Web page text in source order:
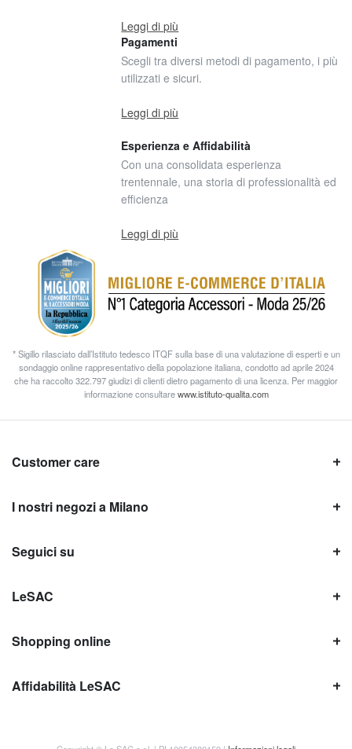
Leggi di più
Pagamenti
Scegli tra diversi metodi di pagamento, i più
utilizzati e sicuri.
Leggi di più
Esperienza e Affidabilità
Con una consolidata esperienza
trentennale, una storia di professionalità ed
efficienza
Leggi di più
* Sigillo rilasciato dall’Istituto tedesco ITQF sulla base di una valutazione di esperti e un
sondaggio online rappresentativo della popolazione italiana, condotto ad aprile 2024
che ha raccolto 322.797 giudizi di clienti dietro pagamento di una licenza. Per maggior
informazione consultarewww.istituto-qualita.com
Customer care
I nostri negozi a Milano
Seguici su
LeSAC
Shopping online
Affidabilità LeSAC